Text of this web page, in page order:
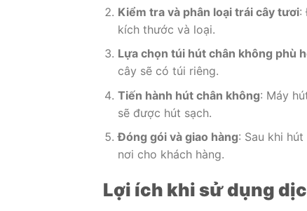
Kiểm tra và phân loại trái cây tươi:
kích thước và loại.
Lựa chọn túi hút chân không phù
cây sẽ có túi riêng.
Tiến hành hút chân không: Máy
sẽ được hút sạch.
Đóng gói và giao hàng: Sau khi
nơi cho khách hàng.
Lợi ích khi sử dụng